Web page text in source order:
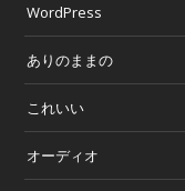
WordPress
ありのままの
これいい
オーディオ